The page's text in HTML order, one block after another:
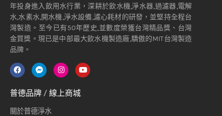
年投身進入飲用水行業，深耕於飲水機,淨水器,過濾器,電解
水,水素水,開水機,淨水設備,濾心耗材的研發，並堅持全程台
灣製造。至今已有50年歷史,並數度榮獲台灣精品獎、台灣
金質獎。現已是中部最大飲水機製造廠,驕傲的MIT台灣製造
品牌。
普德品牌 / 線上商城
關於普德淨水